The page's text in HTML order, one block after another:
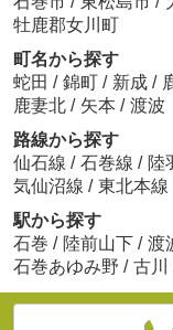
牡鹿郡女川町
町名から探す
蛇田 / 錦町 / 新成 /
鹿妻北 / 矢本 / 渡波
路線から探す
仙石線 / 石巻線 / 陸
気仙沼線 / 東北本線
駅から探す
石巻 / 陸前山下 / 渡
石巻あゆみ野 / 古川